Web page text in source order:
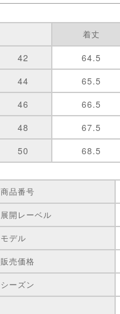
着丈
42 64.5
44
65.5
46
66.5
48
67.5
50
68.5
商品番号
展開レーベル
モデル
販売価格
シーズン